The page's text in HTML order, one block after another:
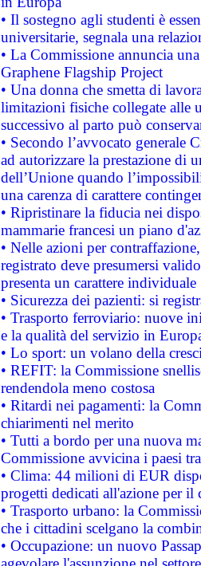
• Il sostegno agli studenti è
universitarie, segnala una
• La Commissione annuncia
Graphene Flagship Project
• Una donna che smetta di
limitazioni fisiche collegate alle
successivo al parto può
• Secondo l’avvocato
ad autorizzare la prestazione di
dell’Unione quando
una carenza di carattere
• Ripristinare la fiducia nei
mammarie francesi un piano
• Nelle azioni per
registrato deve presumersi
presenta un carattere individuale
• Sicurezza dei pazienti: si
• Trasporto ferroviario: nuove
e la qualità del servizio in
• Lo sport: un volano della
• REFIT: la Commissione
rendendola meno costosa
• Ritardi nei pagamenti: la
chiarimenti nel merito
• Tutti a bordo per una nuova
Commissione avvicina i paesi
• Clima: 44 milioni di EUR
progetti dedicati all'azione per il
• Trasporto urbano: la
che i cittadini scelgano la
• Occupazione: un nuovo